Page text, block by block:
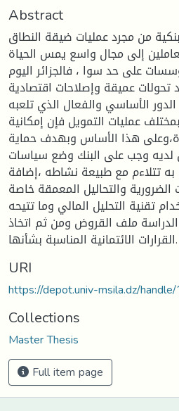
Abstract
من مجرد عمليات ضيقة النطاق
إلى مجال واسع يمس الحياة
على حد سوا ، فالجزائر اليوم
عميقة وإصلاحات اقتصادية
الأساسي والفعال الذي تلعبه
عمليات التمويل فإن إمكانية
هذا الأساس وبهدف حماية
لديه وجب على البنك وضع سياسات
به تتلاءم مع طبيعة نشاطه ،إضافة
الضرورية والتحاليل المعمقة خاصة
تقنية التحليل المالي وما تتيحه
ملف القروض ومن ثم اتخاذ
القرارات الائتمانية المناسبة بشأنها.
URI
https://depot.univ-msila.dz/
Collections
Master Thesis
Full item page